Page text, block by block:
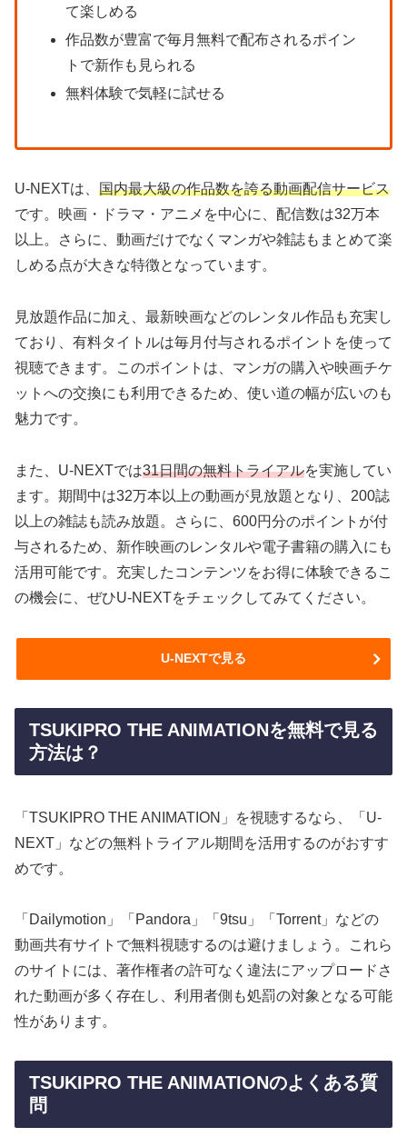
て楽しめる
作品数が豊富で毎月無料で配布されるポイン
トで新作も見られる
無料体験で気軽に試せる
U-NEXTは、 国内最大級の作品数を誇る動画配信サービス
です。映画・ドラマ・アニメを中心に、配信数は32万本
以上。さらに、動画だけでなくマンガや雑誌もまとめて楽
しめる点が大きな特徴となっています。
見放題作品に加え、最新映画などのレンタル作品も充実し
ており、有料タイトルは毎月付与されるポイントを使って
視聴できます。このポイントは、マンガの購入や映画チケ
ットへの交換にも利用できるため、使い道の幅が広いのも
魅力です。
また、U-NEXTでは31日間の無料トライアルを実施してい
ます。期間中は32万本以上の動画が見放題となり、200誌
以上の雑誌も読み放題。さらに、600円分のポイントが付
与されるため、新作映画のレンタルや電子書籍の購入にも
活用可能です。充実したコンテンツをお得に体験できるこ
の機会に、ぜひU-NEXTをチェックしてみてください。
U-NEXTで見る
TSUKIPRO THE ANIMATIONを無料で見る
方法は？
「TSUKIPRO THE ANIMATION」を視聴するなら、「U-
NEXT」などの無料トライアル期間を活用するのがおすす
めです。
「Dailymotion」「Pandora」「9tsu」「Torrent」などの
動画共有サイトで無料視聴するのは避けましょう。これら
のサイトには、著作権者の許可なく違法にアップロードさ
れた動画が多く存在し、利用者側も処罰の対象となる可能
性があります。
TSUKIPRO THE ANIMATIONのよくある質
問